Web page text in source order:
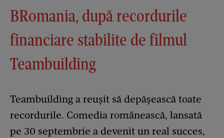
BRomania, după recordurile
financiare stabilite de filmul
Teambuilding
Teambuilding a reușit să depășească toate
recordurile. Comedia românească, lansată
pe 30 septembrie a devenit un real succes,